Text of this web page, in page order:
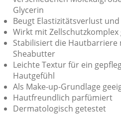
Glycerin
Beugt Elastizitätsverlust
Wirkt mit
Stabilisiert die Hautbarriere
Sheabutter
Leichte Textur für ein
Hautgefühl
Als Make-up-Grundlage
Hautfreundlich parfümiert
Dermatologisch getestet